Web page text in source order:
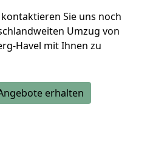
Sie uns noch
Umzug von
Havel mit Ihnen zu
erhalten